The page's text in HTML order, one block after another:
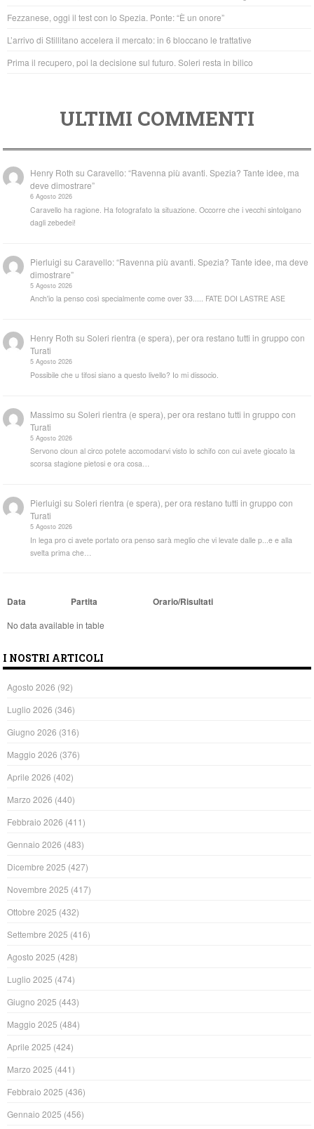
o
k
p
Fezzanese, oggi il test con lo Spezia. Ponte: “È un onore”
L’arrivo di Stillitano accelera il mercato: in 6 bloccano le trattative
Prima il recupero, poi la decisione sul futuro. Soleri resta in bilico
ULTIMI COMMENTI
Henry Roth suCaravello: “Ravenna più avanti. Spezia? Tante idee, ma
deve dimostrare”
6 Agosto 2026
Caravello ha ragione. Ha fotografato la situazione. Occorre che i vecchi sintolgano
dagli zebedei!
Pierluigi suCaravello: “Ravenna più avanti. Spezia? Tante idee, ma deve
dimostrare”
5 Agosto 2026
Anch'io la penso così specialmente come over 33..... FATE DOI LASTRE ASE
Henry Roth suSoleri rientra (e spera), per ora restano tutti in gruppo con
Turati
5 Agosto 2026
Possibile che u tifosi siano a questo livello? Io mi dissocio.
Massimo suSoleri rientra (e spera), per ora restano tutti in gruppo con
Turati
5 Agosto 2026
Servono cloun al circo potete accomodarvi visto lo schifo con cui avete giocato la
scorsa stagione pietosi e ora cosa…
Pierluigi suSoleri rientra (e spera), per ora restano tutti in gruppo con
Turati
5 Agosto 2026
In lega pro ci avete portato ora penso sarà meglio che vi levate dalle p...e e alla
svelta prima che…
Data Partita Orario/Risultati
No data available in table
I NOSTRI ARTICOLI
Agosto 2026 (92)
Luglio 2026 (346)
Giugno 2026 (316)
Maggio 2026 (376)
Aprile 2026 (402)
Marzo 2026 (440)
Febbraio 2026 (411)
Gennaio 2026 (483)
Dicembre 2025 (427)
Novembre 2025 (417)
Ottobre 2025 (432)
Settembre 2025 (416)
Agosto 2025 (428)
Luglio 2025 (474)
Giugno 2025 (443)
Maggio 2025 (484)
Aprile 2025 (424)
Marzo 2025 (441)
Febbraio 2025 (436)
Gennaio 2025 (456)